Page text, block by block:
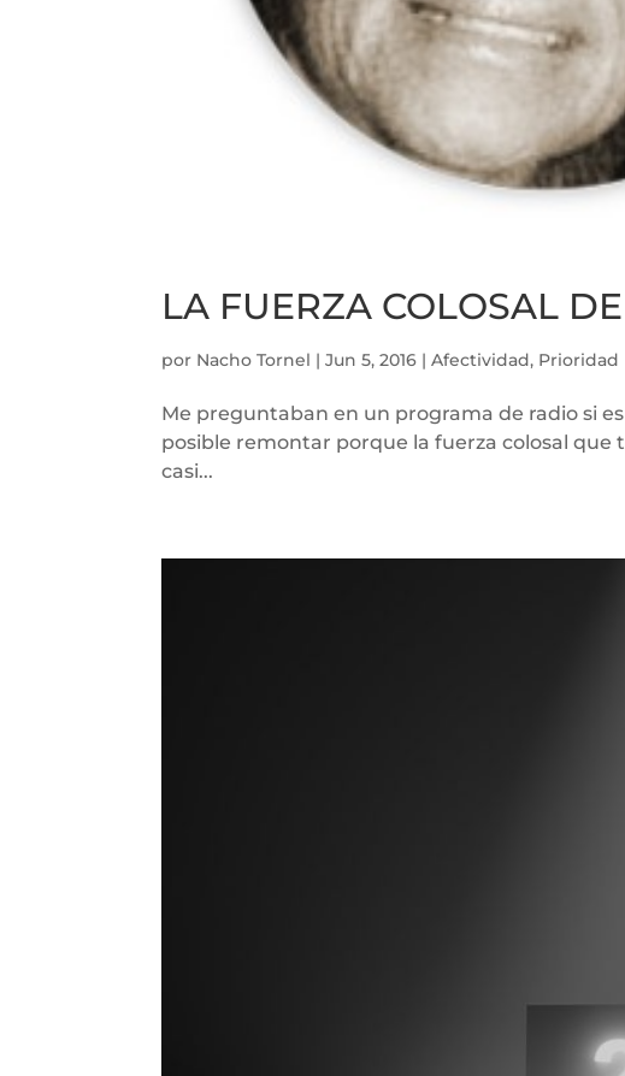
LA FUERZA COLOSAL
por Nacho Tornel |Jun 5, 2016 |Afectividad, Prioridad
Me preguntaban en un programa de radio si
posible remontar porque la fuerza colosal que
casi...